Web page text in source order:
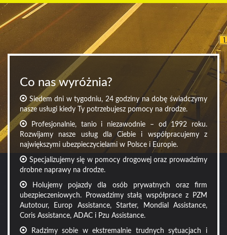
Co nas wyróżnia?
Siedem dni w tygodniu, 24 godziny na dobę świadczymy
nasze usługi kiedy Ty potrzebujesz pomocy na drodze.
Profesjonalnie, tanio i niezawodnie – od 1992 roku.
Rozwijamy nasze usług dla Ciebie i współpracujemy z
największymi ubezpieczycielami w Polsce i Europie.
Specjalizujemy się w pomocy drogowej oraz prowadzimy
drobne naprawy na drodze.
Holujemy pojazdy dla osób prywatnych oraz firm
ubezpieczeniowych. Prowadzimy stałą współprace z PZM
Autotour, Europ Assistance, Starter, Mondial Assistance,
Coris Assistance, ADAC i Pzu Assistance.
Radzimy sobie w ekstremalnie trudnych sytuacjach i